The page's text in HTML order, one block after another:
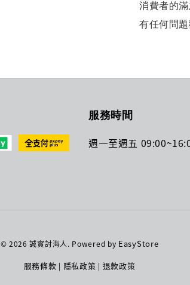
消費者的
有任何問
服務時間
週一至週五
© 2026 誠實討海人. Powered by EasyStore
服務條款 | 隱私政策 | 退款政策